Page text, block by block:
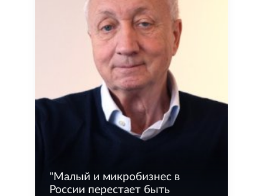
" Малый и микробизнес в
России перестает быть